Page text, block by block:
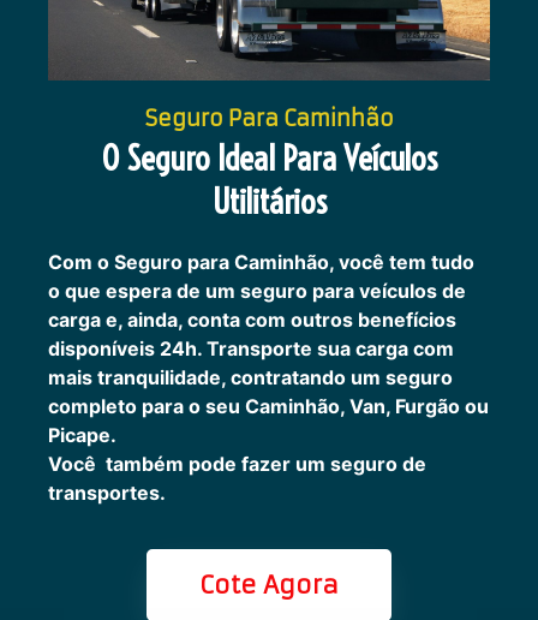
Seguro Para Caminhão
O Seguro Ideal Para Veículos
Utilitários
Com o Seguro para Caminhão, você tem tudo
o que espera de um seguro para veículos de
carga e, ainda, conta com outros benefícios
disponíveis 24h. Transporte sua carga com
mais tranquilidade, contratando um seguro
completo para o seu Caminhão, Van, Furgão ou
Picape.
Você também pode fazer um seguro de
transportes.
Cote Agora